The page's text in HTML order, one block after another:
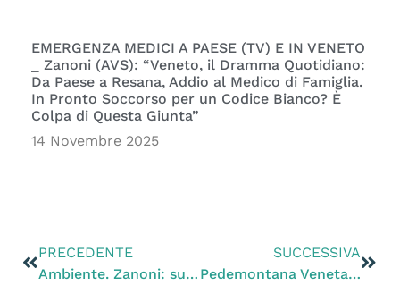
EMERGENZA MEDICI A PAESE (TV) E IN VENETO
_ Zanoni (AVS): “Veneto, il Dramma Quotidiano:
Da Paese a Resana, Addio al Medico di Famiglia.
In Pronto Soccorso per un Codice Bianco? È
Colpa di Questa Giunta”
14 Novembre 2025
PRECEDENTE
Ambiente. Zanoni: su impianto di stoccaggio gas metano a Collalto di Susegana Assessore Bottacin evasivo
SUCCESSIVA
Pedemontana Veneta. Zanoni (PD): Finalmente si fa chiarezza: il 21 dicembre relazione impietosa della Corte dei Conti